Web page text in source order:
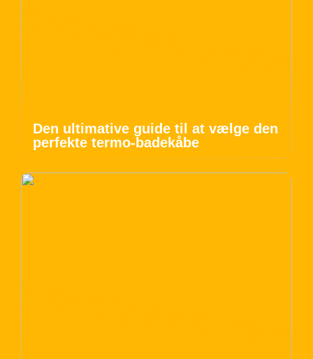
Den ultimative guide til at vælge den
perfekte termo-badekåbe